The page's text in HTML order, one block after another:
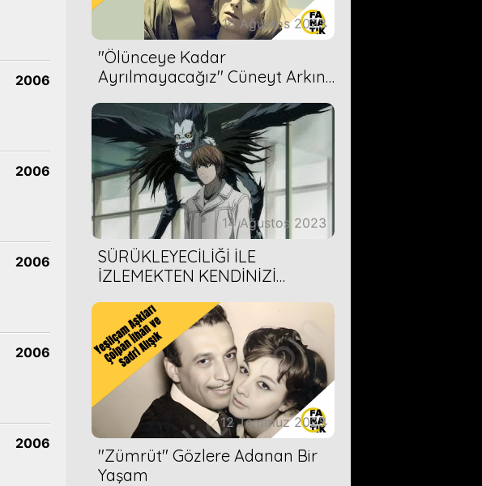
2006
2006
2006
2006
2006
16 Ağustos 2023
''Ölünceye Kadar
Ayrılmayacağız'' Cüneyt Arkın-
14 Ağustos 2023
SÜRÜKLEYECİLİĞİ İLE
İZLEMEKTEN KENDİNİZİ
ÖNERİMİZ
12 Temmuz 2023
''Zümrüt'' Gözlere Adanan Bir
Yaşam